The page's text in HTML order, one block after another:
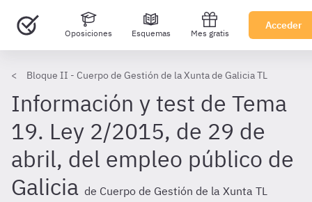
Oposiciones Esquemas Mes gratis
Acceder
Bloque II - Cuerpo de Gestión de la Xunta de Galicia TL
Información y test de Tema
19. Ley 2/2015, de 29 de
abril, del empleo público de
Galicia de Cuerpo de Gestión de la Xunta TL